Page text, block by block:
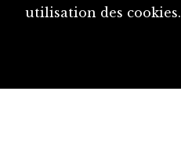
utilisation des cookies.